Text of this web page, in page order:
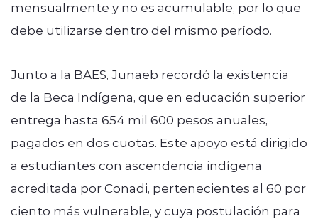
mensualmente y no es acumulable, por lo que
debe utilizarse dentro del mismo período.
Junto a la BAES, Junaeb recordó la existencia
de la Beca Indígena, que en educación superior
entrega hasta 654 mil 600 pesos anuales,
pagados en dos cuotas. Este apoyo está dirigido
a estudiantes con ascendencia indígena
acreditada por Conadi, pertenecientes al 60 por
ciento más vulnerable, y cuya postulación para